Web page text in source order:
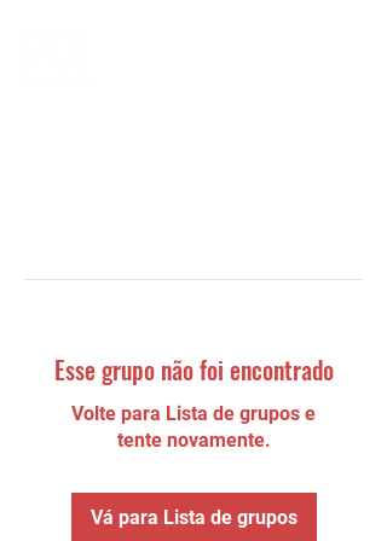
Esse grupo não foi encontrado
Volte para Lista de grupos e
tente novamente.
Vá para Lista de grupos